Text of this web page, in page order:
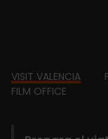
Footer
VISIT VALENCIA
FILM OFFICE